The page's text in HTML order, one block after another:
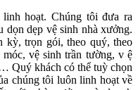
hoạt. Chúng tôi đưa ra
dọn dẹp vệ sinh nhà xưởng.
kỳ, trọn gói, theo quý, theo
vệ sinh trần tường, v ệ
Quý khách có thể tuỳ chọn
chúng tôi luôn linh hoạt về